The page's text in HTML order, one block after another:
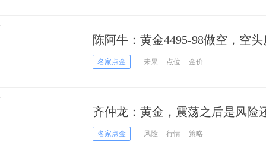
陈阿牛：黄金4495-98做空，空
名家点金 未果 点位 金价
齐仲龙：黄金，震荡之后是风险
名家点金 风险 行情 策略